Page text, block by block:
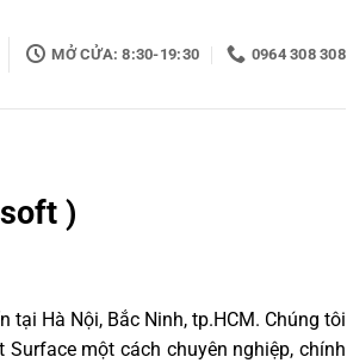
MỞ CỬA: 8:30-19:30 0964 308 308
)
Hà Nội, Bắc Ninh, tp.HCM. Chúng tôi
một cách chuyên nghiệp, chính